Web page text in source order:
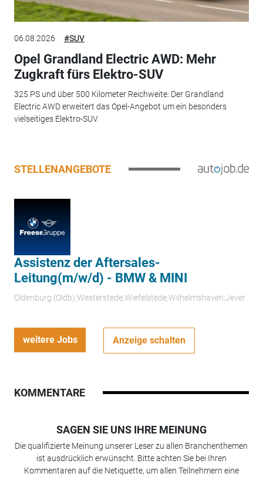
06.08.2026 #SUV
Opel Grandland Electric AWD: Mehr
Zugkraft fürs Elektro-SUV
325 PS und über 500 Kilometer Reichweite: Der Grandland
Electric AWD erweitert das Opel-Angebot um ein besonders
vielseitiges Elektro-SUV.
STELLENANGEBOTE
Assistenz der Aftersales-
Leitung(m/w/d) - BMW & MINI
Oldenburg (Oldb);Westerstede;Wiefelstede;Wilhelmshaven;Jever
weitere Jobs Anzeige schalten
KOMMENTARE
SAGEN SIE UNS IHRE MEINUNG
Die qualifizierte Meinung unserer Leser zu allen Branchenthemen
ist ausdrücklich erwünscht. Bitte achten Sie bei Ihren
Kommentaren auf die Netiquette, um allen Teilnehmern eine